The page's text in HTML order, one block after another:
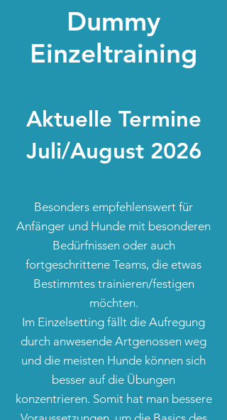
Dummy
Einzeltraining
Aktuelle Termine
Juli/August 2026
Besonders empfehlenswert für
Anfänger und Hunde mit besonderen
Bedürfnissen oder auch
fortgeschrittene Teams, die etwas
Bestimmtes trainieren/festigen
möchten.
Im Einzelsetting fällt die Aufregung
durch anwesende Artgenossen weg
und die meisten Hunde können sich
besser auf die Übungen
konzentrieren. Somit hat man bessere